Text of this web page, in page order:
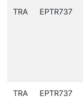
TRA EPTR737
TRA EPTR737